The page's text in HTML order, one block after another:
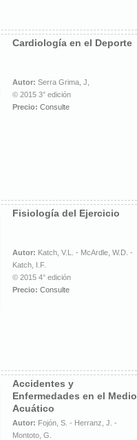
Cardiología en el Deporte
Autor: Serra Grima, J,
© 2015 3° edición
Precio: Consulte
Fisiología del Ejercicio
Autor: Katch, V.L. - McArdle, W.D. -
Katch, I.F.
© 2015 4° edición
Precio: Consulte
Accidentes y
Enfermedades en el Medio
Acuático
Autor: Fojón, S. - Herranz, J. -
Montoto, G.